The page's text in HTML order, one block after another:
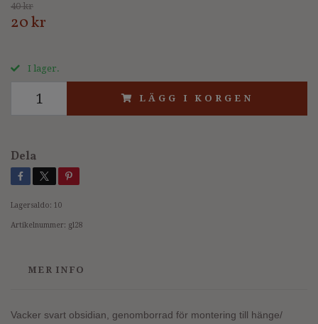
40 kr
20 kr
I lager.
LÄGG I KORGEN
Dela
Lagersaldo: 10
Artikelnummer: gl28
MER INFO
Vacker svart obsidian, genomborrad för montering till hänge/